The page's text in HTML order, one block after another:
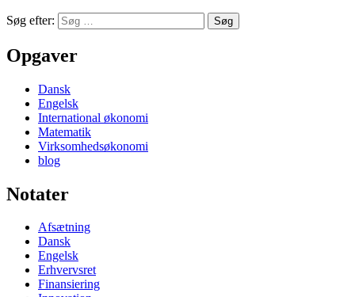
Søg efter:
Opgaver
Dansk
Engelsk
International økonomi
Matematik
Virksomhedsøkonomi
blog
Notater
Afsætning
Dansk
Engelsk
Erhvervsret
Finansiering